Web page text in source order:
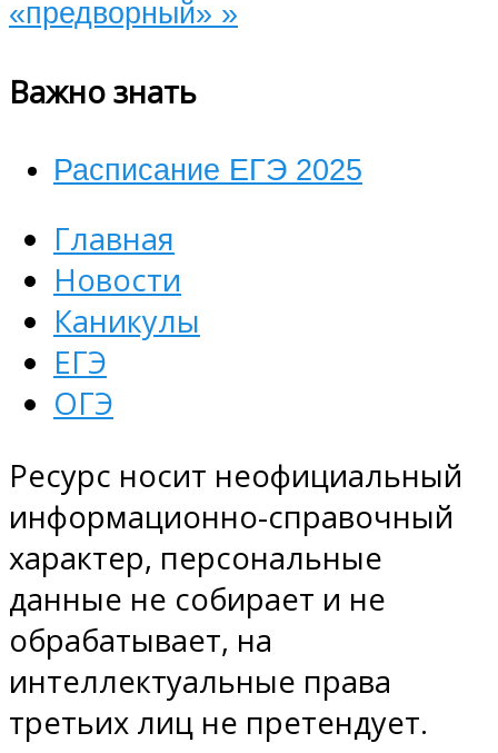
«предворный» »
Важно знать
Расписание ЕГЭ 2025
Главная
Новости
Каникулы
ЕГЭ
ОГЭ
Ресурс носит неофициальный
информационно-справочный
характер, персональные
данные не собирает и не
обрабатывает, на
интеллектуальные права
третьих лиц не претендует.